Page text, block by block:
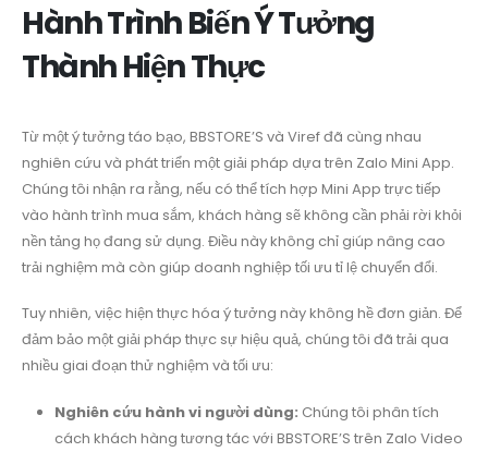
Hành Trình Biến Ý Tưởng
Thành Hiện Thực
Từ một ý tưởng táo bạo, BBSTORE’S và Viref đã cùng nhau
nghiên cứu và phát triển một giải pháp dựa trên Zalo Mini App.
Chúng tôi nhận ra rằng, nếu có thể tích hợp Mini App trực tiếp
vào hành trình mua sắm, khách hàng sẽ không cần phải rời khỏi
nền tảng họ đang sử dụng. Điều này không chỉ giúp nâng cao
trải nghiệm mà còn giúp doanh nghiệp tối ưu tỉ lệ chuyển đổi.
Tuy nhiên, việc hiện thực hóa ý tưởng này không hề đơn giản. Để
đảm bảo một giải pháp thực sự hiệu quả, chúng tôi đã trải qua
nhiều giai đoạn thử nghiệm và tối ưu:
Nghiên cứu hành vi người dùng: Chúng tôi phân tích
cách khách hàng tương tác với BBSTORE’S trên Zalo Video